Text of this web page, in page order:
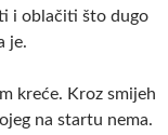
i oblačiti što dugo
je.
kreće. Kroz smijeh
na startu nema.